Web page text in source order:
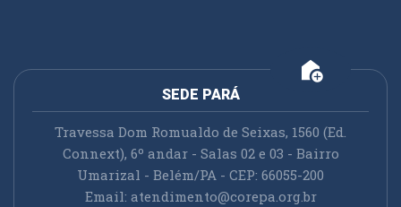
add_home
SEDE PARÁ
Travessa Dom Romualdo de Seixas, 1560 (Ed.
Connext), 6º andar - Salas 02 e 03 - Bairro
Umarizal - Belém/PA - CEP: 66055-200
Email: atendimento@corepa.org.br